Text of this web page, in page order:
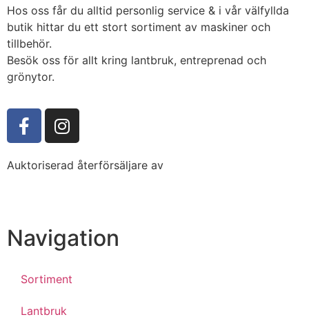
Hos oss får du alltid personlig service & i vår välfyllda
butik hittar du ett stort sortiment av maskiner och
tillbehör.
Besök oss för allt kring lantbruk, entreprenad och
grönytor.
Auktoriserad återförsäljare av
Navigation
Sortiment
Lantbruk